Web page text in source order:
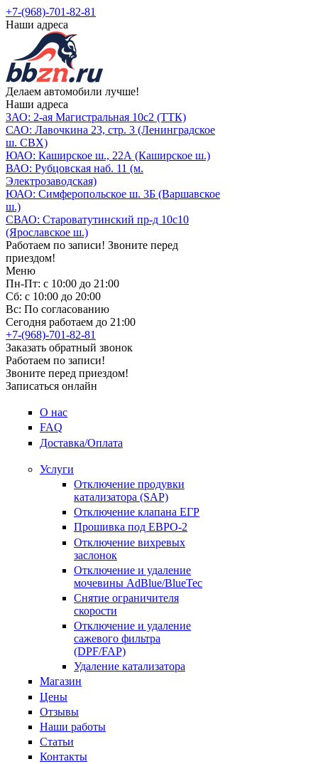
+7-(968)-701-82-81
Наши адреса
Делаем автомобили лучше!
Наши адреса
ЗАО: 2-ая Магистральная 10с2 (ТТК)
САО: Лавочкина 23, стр. 3 (Ленинградское
ш. СВХ)
ЮАО: Каширское ш., 22А (Каширское ш.)
ВАО: Рубцовская наб. 11 (м.
Электрозаводская)
ЮАО: Симферопольское ш. 3Б (Варшавское
ш.)
СВАО: Староватутинский пр-д 10с10
(Ярославское ш.)
Работаем по записи! Звоните перед
приездом!
Меню
Пн-Пт: с 10:00 до 21:00
Сб: с 10:00 до 20:00
Вс: По согласованию
Сегодня работаем до 21:00
+7-(968)-701-82-81
Заказать обратный звонок
Работаем по записи!
Звоните перед приездом!
Записаться онлайн
О нас
FAQ
Доставка/Оплата
Услуги
Отключение продувки
катализатора (SAP)
Отключение клапана ЕГР
Прошивка под ЕВРО-2
Отключение вихревых
заслонок
Отключение и удаление
мочевины AdBlue/BlueTec
Снятие ограничителя
скорости
Отключение и удаление
сажевого фильтра
(DPF/FAP)
Удаление катализатора
Магазин
Цены
Отзывы
Наши работы
Статьи
Контакты